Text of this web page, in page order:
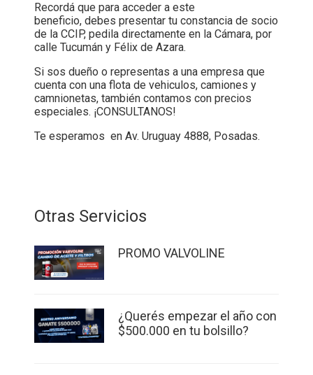
Recordá que para acceder a este
beneficio, debes presentar tu constancia de socio
de la CCIP, pedila directamente en la Cámara, por
calle Tucumán y Félix de Azara.
Si sos dueño o representas a una empresa que
cuenta con una flota de vehiculos, camiones y
camnionetas, también contamos con precios
especiales. ¡CONSULTANOS!
Te esperamos en Av. Uruguay 4888, Posadas.
Otras Servicios
PROMO VALVOLINE
¿Querés empezar el año con
$500.000 en tu bolsillo?